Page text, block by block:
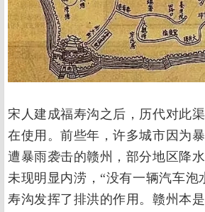
宋人建成福寿沟之后，历代对此
在使用。前些年，许多城市因为
遭暴雨袭击的赣州，部分地区降
未现明显内涝，“没有一辆汽车泡
寿沟发挥了排洪的作用。赣州本